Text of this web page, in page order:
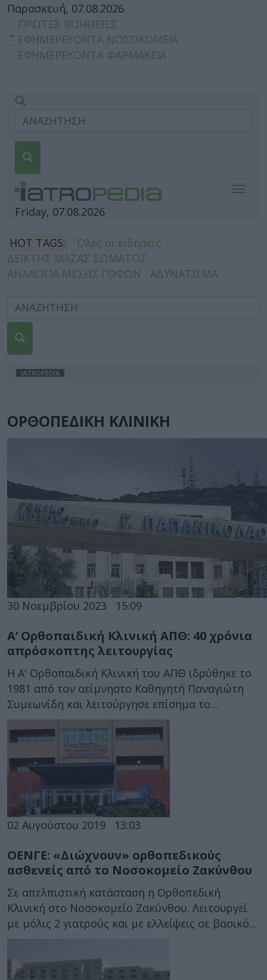
Παρασκευή, 07.08.2026
ΠΡΩΤΕΣ ΒΟΗΘΕΙΕΣ
ΕΦΗΜΕΡΕΥΟΝΤΑ ΝΟΣΟΚΟΜΕΙΑ
ΕΦΗΜΕΡΕΥΟΝΤΑ ΦΑΡΜΑΚΕΙΑ
Friday, 07.08.2026
HOT TAGS:
Όλες οι ειδήσεις
ΔΕΙΚΤΗΣ ΜΑΖΑΣ ΣΩΜΑΤΟΣ
ΑΝΑΛΟΓΙΑ ΜΕΣΗΣ ΓΟΦΩΝ
ΑΔΥΝΑΤΙΣΜΑ
IATROPEDIA
ΟΡΘΟΠΕΔΙΚΗ ΚΛΙΝΙΚΗ
30 Νοεμβρίου 2023 15:09
Α’ Ορθοπαιδική Κλινική ΑΠΘ: 40 χρόνια
απρόσκοπτης λειτουργίας
Η Α' Ορθοπαιδική Κλινική του ΑΠΘ ιδρύθηκε το
1981 από τον αείμνηστο Καθηγητή Παναγιώτη
Συμεωνίδη και λειτούργησε επίσημα το...
02 Αυγούστου 2019 13:03
ΟΕΝΓΕ: «Διώχνουν» ορθοπεδικούς
ασθενείς από το Νοσοκομείο Ζακύνθου
Σε απελπιστική κατάσταση η Ορθοπεδική
Κλινική στο Νοσοκομείο Ζακύνθου. Λειτουργεί
με μόλις 2 γιατρούς και με ελλείψεις σε βασικό...